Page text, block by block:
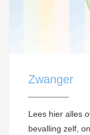
Zwanger
Lees hier alles
bevalling zelf,